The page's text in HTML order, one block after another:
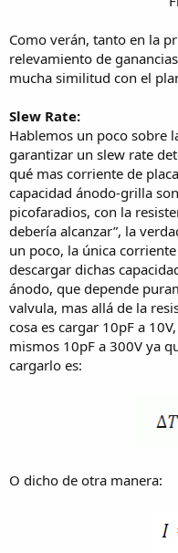
Como verán, tanto en la
relevamiento de
mucha similitud con el
Slew Rate:
Hablemos un poco sobre
garantizar un slew rate
qué mas corriente de
capacidad ánodo-grilla
picofaradios, con la
debería alcanzar”, la
un poco, la única
descargar dichas
ánodo, que depende
valvula, mas allá de la
cosa es cargar 10pF a
mismos 10pF a 300V ya
cargarlo es:
O dicho de otra manera: